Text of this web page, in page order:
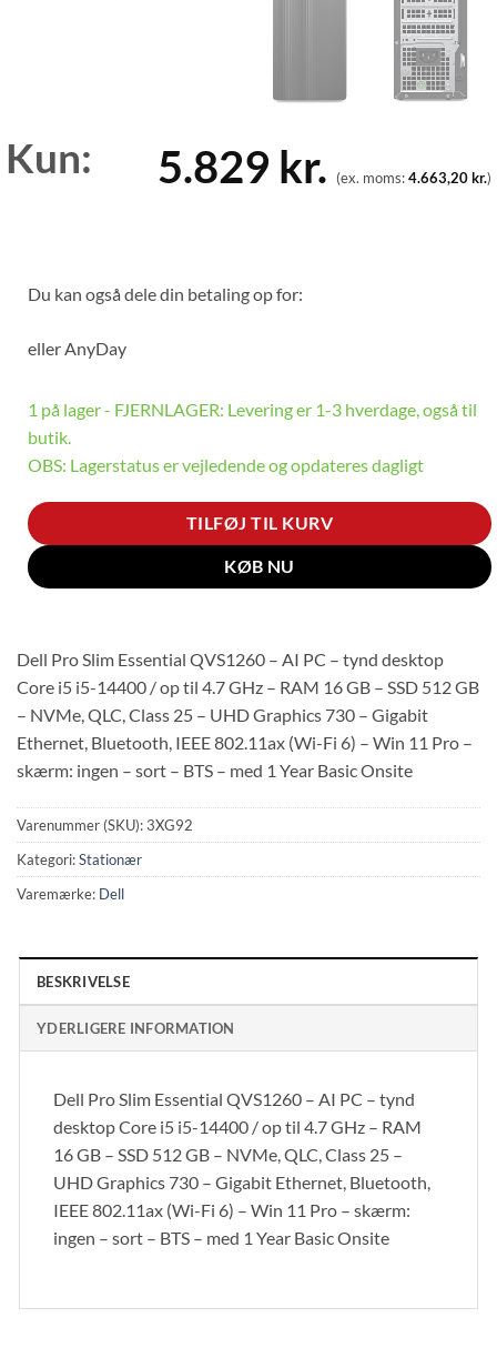
Kun: 5.829 kr. (ex. moms:4.663,20kr.)
Du kan også dele din betaling op for:
ellerAnyDay
1 på lager - FJERNLAGER: Levering er 1-3 hverdage, også til
butik.
OBS: Lagerstatus er vejledende og opdateres dagligt
TILFØJ TIL KURV
KØB NU
Dell Pro Slim Essential QVS1260 – AI PC – tynd desktop
Core i5 i5-14400 / op til 4.7 GHz – RAM 16 GB – SSD 512 GB
– NVMe, QLC, Class 25 – UHD Graphics 730 – Gigabit
Ethernet, Bluetooth, IEEE 802.11ax (Wi-Fi 6) – Win 11 Pro –
skærm: ingen – sort – BTS – med 1 Year Basic Onsite
Varenummer (SKU):3XG92
Kategori:Stationær
Varemærke: Dell
BESKRIVELSE
YDERLIGERE INFORMATION
Dell Pro Slim Essential QVS1260 – AI PC – tynd
desktop Core i5 i5-14400 / op til 4.7 GHz – RAM
16 GB – SSD 512 GB – NVMe, QLC, Class 25 –
UHD Graphics 730 – Gigabit Ethernet, Bluetooth,
IEEE 802.11ax (Wi-Fi 6) – Win 11 Pro – skærm:
ingen – sort – BTS – med 1 Year Basic Onsite